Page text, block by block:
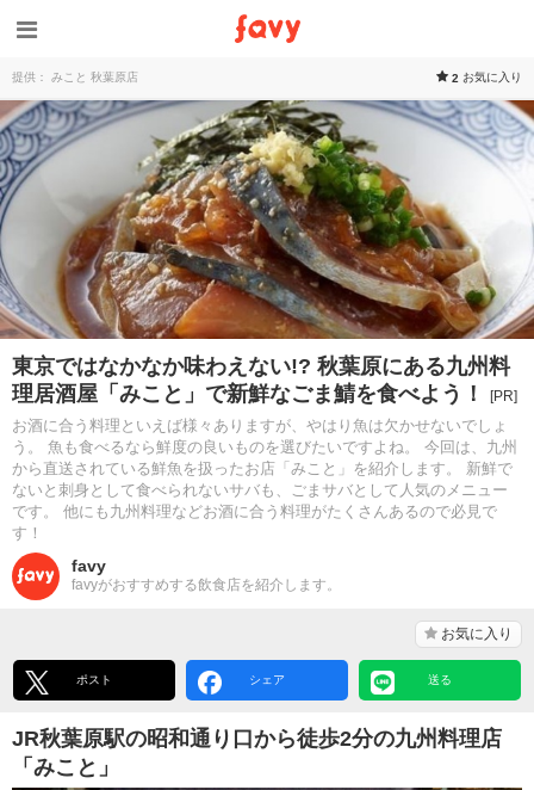
提供： みこと 秋葉原店 2 お気に入り
東京ではなかなか味わえない!? 秋葉原にある九州料
理居酒屋「みこと」で新鮮なごま鯖を食べよう！
[PR]
お酒に合う料理といえば様々ありますが、やはり魚は欠かせないでしょ
う。 魚も食べるなら鮮度の良いものを選びたいですよね。 今回は、九州
から直送されている鮮魚を扱ったお店「みこと」を紹介します。 新鮮で
ないと刺身として食べられないサバも、ごまサバとして人気のメニュー
です。 他にも九州料理などお酒に合う料理がたくさんあるので必見で
す！
favy
favyがおすすめする飲食店を紹介します。
お気に入り
ポスト シェア 送る
JR秋葉原駅の昭和通り口から徒歩2分の九州料理店
「みこと」